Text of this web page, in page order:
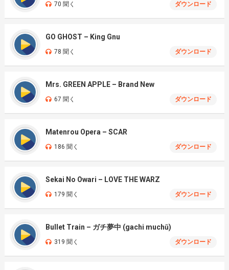
70 聞く ダウンロード
GO GHOST – King Gnu
78 聞く ダウンロード
Mrs. GREEN APPLE – Brand New
67 聞く ダウンロード
Matenrou Opera – SCAR
186 聞く ダウンロード
Sekai No Owari – LOVE THE WARZ
179 聞く ダウンロード
Bullet Train – ガチ夢中 (gachi muchū)
319 聞く ダウンロード